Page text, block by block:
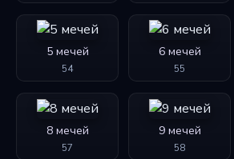
5 мечей
54
6 мечей
55
8 мечей
57
9 мечей
58